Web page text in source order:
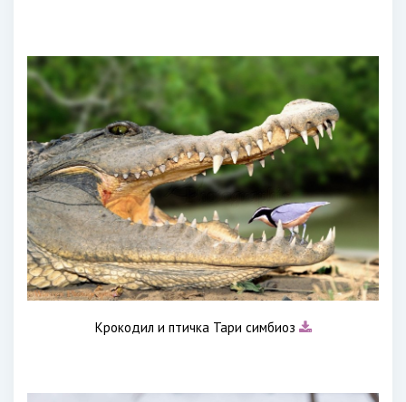
Крокодил и птичка Тари симбиоз